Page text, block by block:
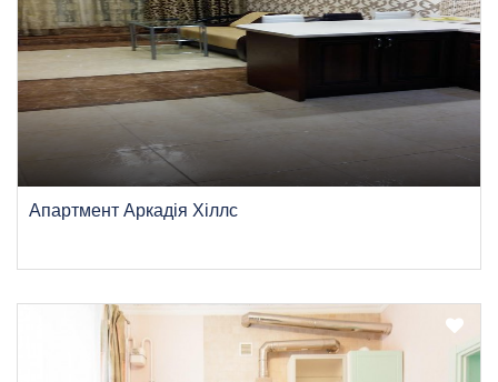
Апартмент Аркадія Хіллс